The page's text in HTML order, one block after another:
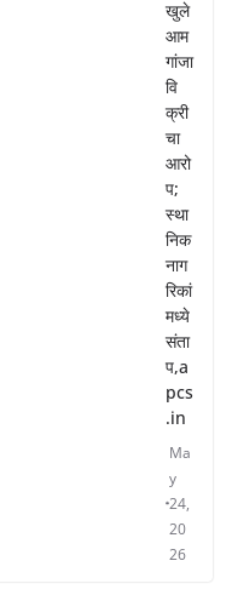
खुले
आम
गांजा
वि
क्री
चा
आरो
प;
स्था
निक
नाग
रिकां
मध्ये
संता
प,a
pcs
.in
Ma
y
24,
20
26